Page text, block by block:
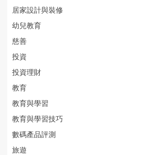
居家設計與裝修
幼兒教育
慈善
投資
投資理財
教育
教育與學習
教育與學習技巧
數碼產品評測
旅遊